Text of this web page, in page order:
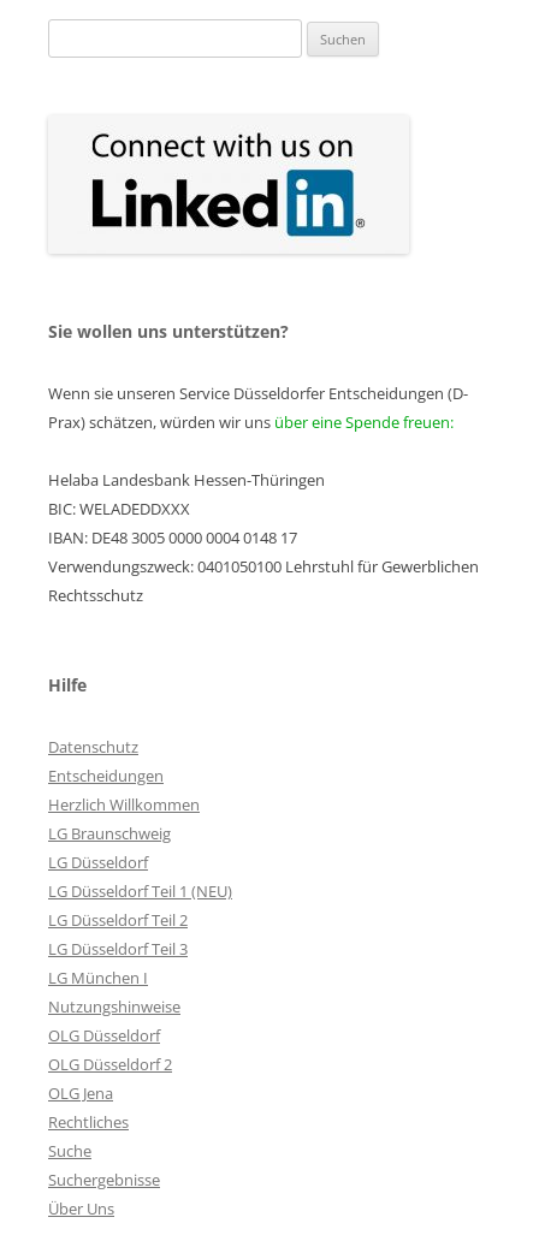
nach:
Sie wollen uns unterstützen?
Wenn sie unseren Service Düsseldorfer Entscheidungen (D-
Prax) schätzen, würden wir uns über eine Spende freuen:
Helaba Landesbank Hessen-Thüringen
BIC: WELADEDDXXX
IBAN: DE48 3005 0000 0004 0148 17
Verwendungszweck: 0401050100 Lehrstuhl für Gewerblichen
Rechtsschutz
Hilfe
Datenschutz
Entscheidungen
Herzlich Willkommen
LG Braunschweig
LG Düsseldorf
LG Düsseldorf Teil 1 (NEU)
LG Düsseldorf Teil 2
LG Düsseldorf Teil 3
LG München I
Nutzungshinweise
OLG Düsseldorf
OLG Düsseldorf 2
OLG Jena
Rechtliches
Suche
Suchergebnisse
Über Uns